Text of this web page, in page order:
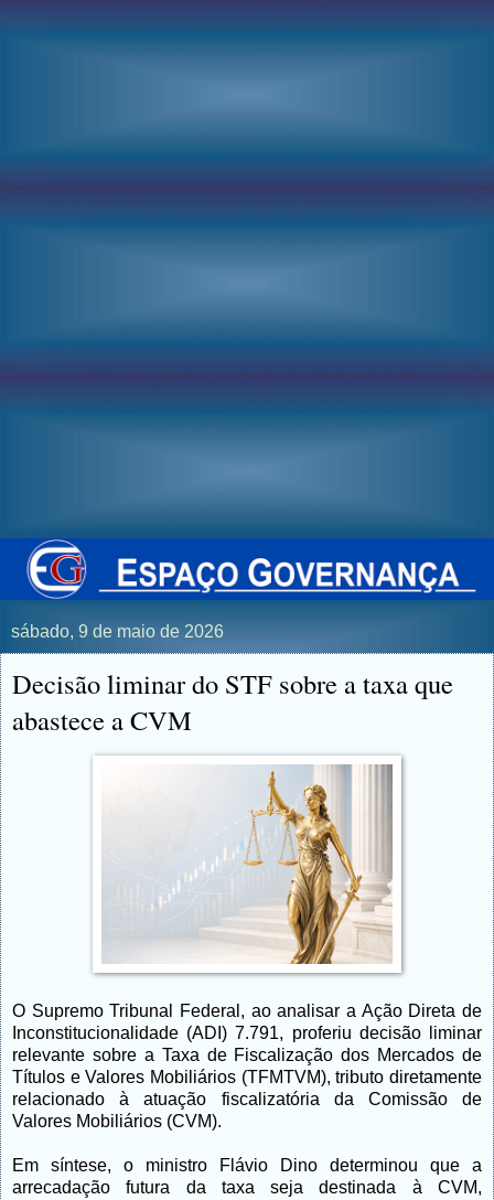
sábado, 9 de maio de 2026
Decisão liminar do STF sobre a taxa que
abastece a CVM
O Supremo Tribunal Federal, ao analisar a Ação Direta de
Inconstitucionalidade (ADI) 7.791, proferiu decisão liminar
relevante sobre a Taxa de Fiscalização dos Mercados de
Títulos e Valores Mobiliários (TFMTVM), tributo diretamente
relacionado à atuação fiscalizatória da Comissão de
Valores Mobiliários (CVM).
Em síntese, o ministro Flávio Dino determinou que a
arrecadação futura da taxa seja destinada à CVM,